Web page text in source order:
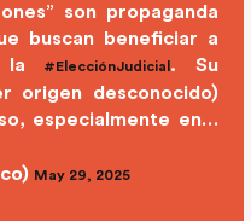
son propaganda
buscan beneficiar a
la
#ElecciónJudicial . Su
origen desconocido)
especialmente en…
May 29, 2025